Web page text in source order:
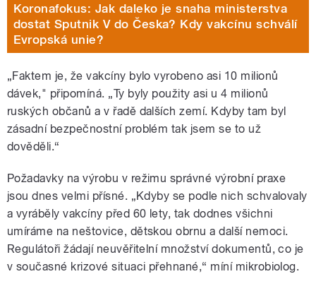
Koronafokus: Jak daleko je snaha ministerstva
dostat Sputnik V do Česka? Kdy vakcínu schválí
Evropská unie?
„Faktem je, že vakcíny bylo vyrobeno asi 10 milionů
dávek," připomíná. „Ty byly použity asi u 4 milionů
ruských občanů a v řadě dalších zemí. Kdyby tam byl
zásadní bezpečnostní problém tak jsem se to už
dověděli.“
Požadavky na výrobu v režimu správné výrobní praxe
jsou dnes velmi přísné. „Kdyby se podle nich schvalovaly
a vyráběly vakcíny před 60 lety, tak dodnes všichni
umíráme na neštovice, dětskou obrnu a další nemoci.
Regulátoři žádají neuvěřitelní množství dokumentů, co je
v současné krizové situaci přehnané,“ míní mikrobiolog.